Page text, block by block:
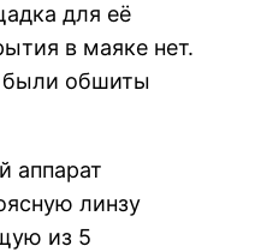
для её
в маяке нет.
были обшиты
линзу
из 5